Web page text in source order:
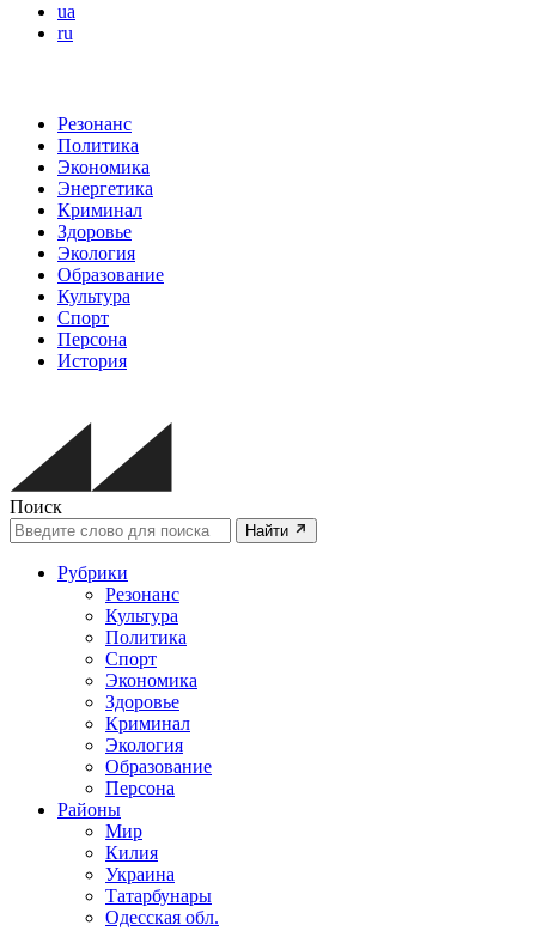
ua
ru
Резонанс
Политика
Экономика
Энергетика
Криминал
Здоровье
Экология
Образование
Культура
Спорт
Персона
История
Поиск
Найти
Рубрики
Резонанс
Культура
Политика
Спорт
Экономика
Здоровье
Криминал
Экология
Образование
Персона
Районы
Мир
Килия
Украина
Татарбунары
Одесская обл.